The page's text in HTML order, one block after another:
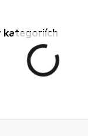
kategoriích